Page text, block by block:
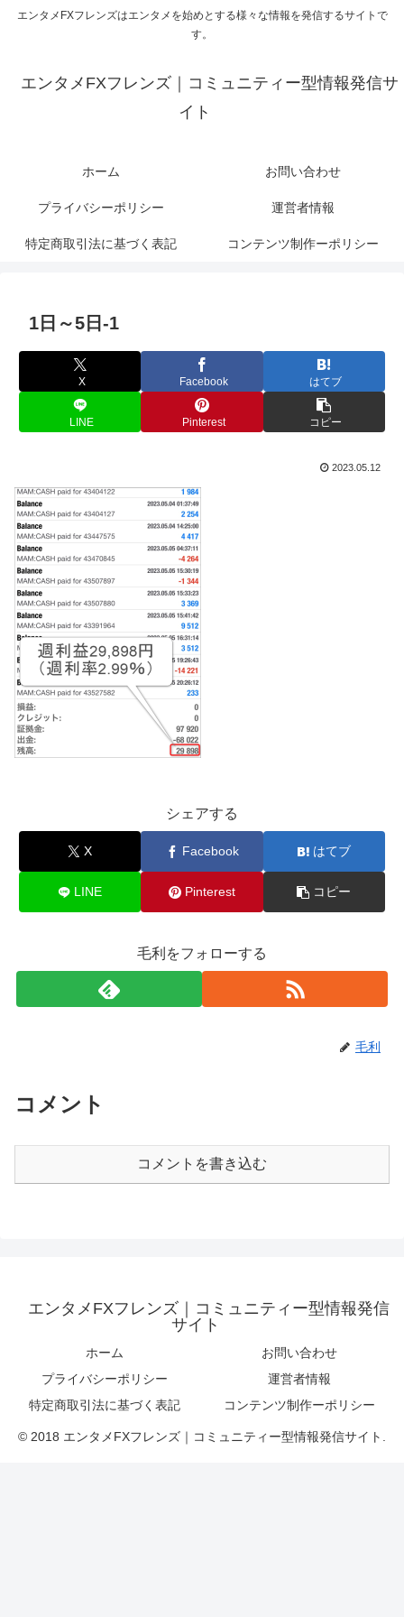
エンタメFXフレンズはエンタメを始めとする様々な情報を発信するサイトで
す。
エンタメFXフレンズ｜コミュニティー型情報発信サ
イト
ホーム お問い合わせ
プライバシーポリシー 運営者情報
特定商取引法に基づく表記 コンテンツ制作ーポリシー
1日～5日-1
X Facebook はてブ
LINE Pinterest コピー
2023.05.12
シェアする
X Facebook はてブ
LINE Pinterest コピー
毛利をフォローする
毛利
コメント
コメントを書き込む
エンタメFXフレンズ｜コミュニティー型情報発信
サイト
ホーム
お問い合わせ
プライバシーポリシー
運営者情報
特定商取引法に基づく表記
コンテンツ制作ーポリシー
© 2018 エンタメFXフレンズ｜コミュニティー型情報発信サイト.